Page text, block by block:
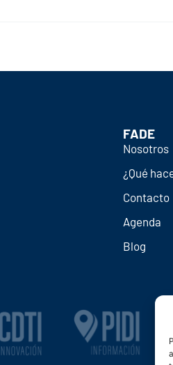
FADE
Nosotros
¿Qué
Contacto
Agenda
Blog